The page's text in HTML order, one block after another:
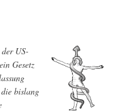
US-
Gesetz
bislang